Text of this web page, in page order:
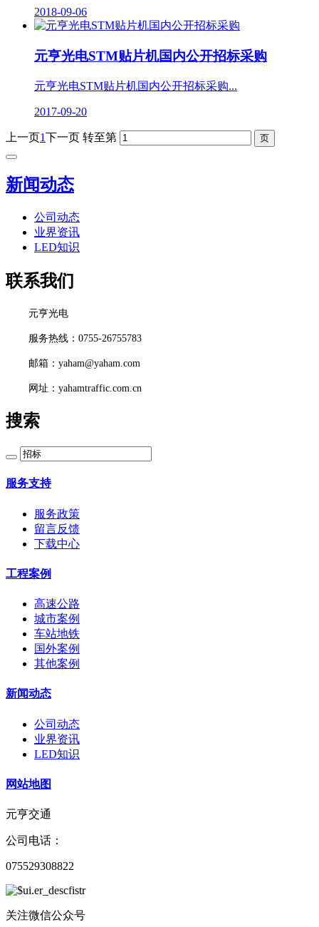
2018-09-06
元亨光电STM贴片机国内公开招标采购
元亨光电STM贴片机国内公开招标采购...
2017-09-20
上一页1下一页 转至第
新闻动态
公司动态
业界资讯
LED知识
联系我们
元亨光电
服务热线：0755-26755783
邮箱：yaham@yaham.com
网址：yahamtraffic.com.cn
搜索
服务支持
服务政策
留言反馈
下载中心
工程案例
高速公路
城市案例
车站地铁
国外案例
其他案例
新闻动态
公司动态
业界资讯
LED知识
网站地图
元亨交通
公司电话：
075529308822
关注微信公众号